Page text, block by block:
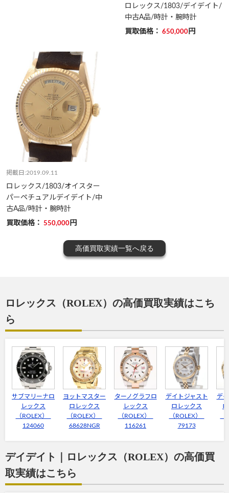
ロレックス/1803/デイデイト/
中古A品/時計・腕時計
買取価格： 650,000 円
掲載日:2019.09.11
ロレックス/1803/オイスター
パーペチュアルデイデイト/中
古A品/時計・腕時計
買取価格： 550,000 円
高価買取実績一覧へ戻る
ロレックス（ROLEX）の高価買取実績はこち
ら
サブマリーナロ
レックス
（ROLEX）
124060
ヨットマスター
ロレックス
（ROLEX）
68628NGR
ターノグラフロ
レックス
（ROLEX）
116261
デイトジャスト
ロレックス
（ROLEX）
79173
デ
デイデイト｜ロレックス（ROLEX）の高価買
取実績はこちら